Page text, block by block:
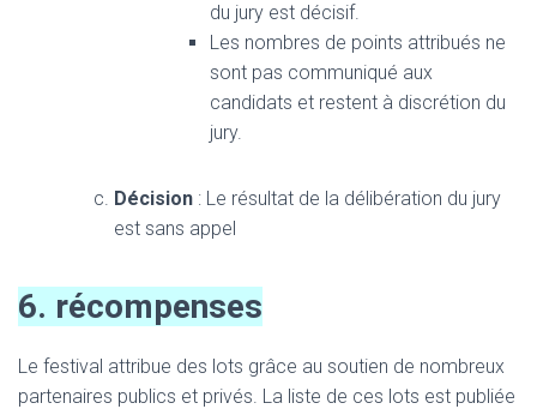
du jury est décisif.
Les nombres de points attribués ne
sont pas communiqué aux
candidats et restent à discrétion du
jury.
Décision : Le résultat de la délibération du jury
est sans appel
6. récompenses
Le festival attribue des lots grâce au soutien de nombreux
partenaires publics et privés. La liste de ces lots est publiée